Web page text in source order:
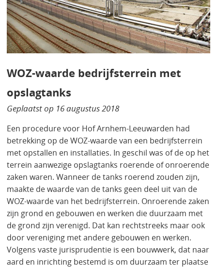
WOZ-waarde bedrijfsterrein met
opslagtanks
Geplaatst op 16 augustus 2018
Een procedure voor Hof Arnhem-Leeuwarden had
betrekking op de WOZ-waarde van een bedrijfsterrein
met opstallen en installaties. In geschil was of de op het
terrein aanwezige opslagtanks roerende of onroerende
zaken waren. Wanneer de tanks roerend zouden zijn,
maakte de waarde van de tanks geen deel uit van de
WOZ-waarde van het bedrijfsterrein. Onroerende zaken
zijn grond en gebouwen en werken die duurzaam met
de grond zijn verenigd. Dat kan rechtstreeks maar ook
door vereniging met andere gebouwen en werken.
Volgens vaste jurisprudentie is een bouwwerk, dat naar
aard en inrichting bestemd is om duurzaam ter plaatse